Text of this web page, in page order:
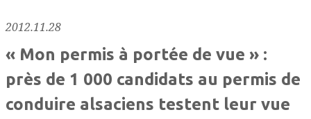
2012.11.28
« Mon permis à portée de vue » :
près de 1 000 candidats au permis de
conduire alsaciens testent leur vue